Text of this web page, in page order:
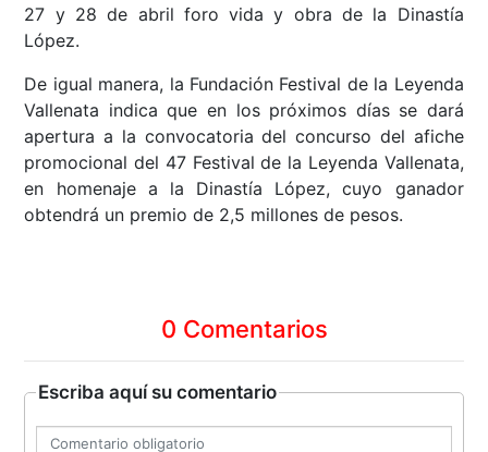
27 y 28 de abril foro vida y obra de la Dinastía
López.
De igual manera, la Fundación Festival de la Leyenda
Vallenata indica que en los próximos días se dará
apertura a la convocatoria del concurso del afiche
promocional del 47 Festival de la Leyenda Vallenata,
en homenaje a la Dinastía López, cuyo ganador
obtendrá un premio de 2,5 millones de pesos.
0 Comentarios
Escriba aquí su comentario